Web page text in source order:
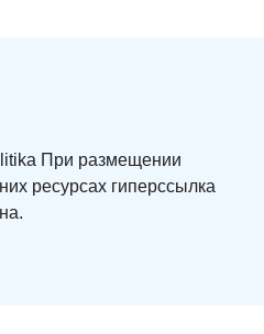
При размещении
ресурсах гиперссылка